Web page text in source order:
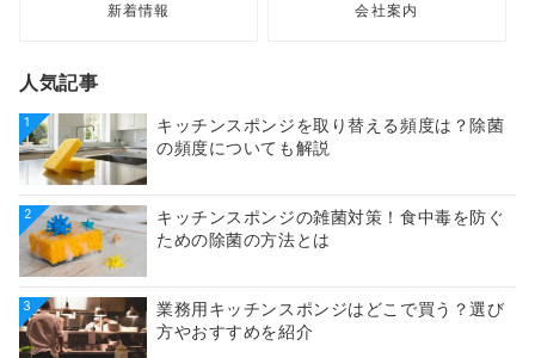
新着情報 会社案内
人気記事
1
キッチンスポンジを取り替える頻度は？除菌
の頻度についても解説
2
キッチンスポンジの雑菌対策！食中毒を防ぐ
ための除菌の方法とは
3
業務用キッチンスポンジはどこで買う？選び
方やおすすめを紹介